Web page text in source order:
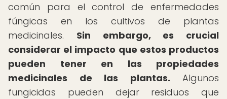
común para el control de enfermedades
fúngicas en los cultivos de plantas
medicinales. Sin embargo, es crucial
considerar el impacto que estos productos
pueden tener en las propiedades
medicinales de las plantas. Algunos
fungicidas pueden dejar residuos que